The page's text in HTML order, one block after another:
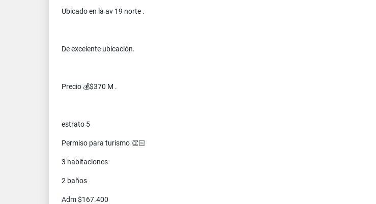
Ubicado en la av 19 norte .
De excelente ubicación.
Precio 💰$370 M .
estrato 5
Permiso para turismo 👏🏻
3 habitaciones
2 baños
Adm $167.400